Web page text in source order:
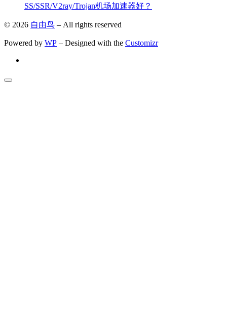
SS/SSR/V2ray/Trojan机场加速器好？
© 2026 自由鸟 – All rights reserved
Powered by WP – Designed with the Customizr